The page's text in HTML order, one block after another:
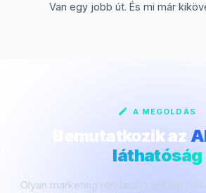
Van egy jobb út. És mi már
A MEGOLDÁS
Bemutatkozik az
láthatóság
Olyan marketing rendszert építünk,